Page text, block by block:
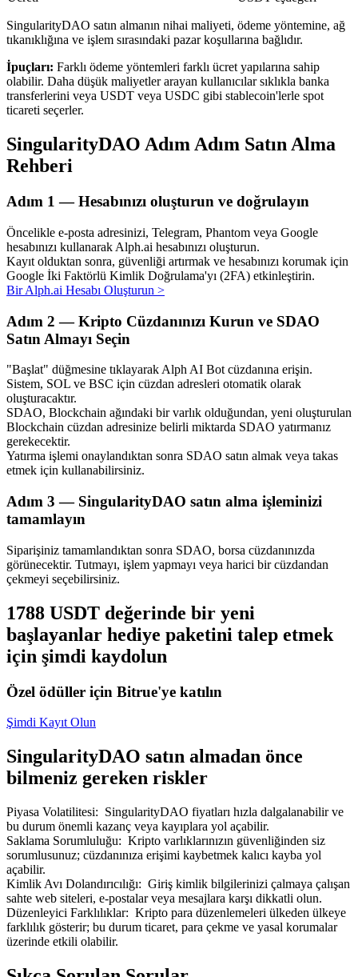
Kripto destekli borçlanma hizmeti
Otomatik Yatırım
Uzun vadeli kâr ve esnek çıkarlar elde edin
Stake Etmeyi Öğrenin
Pasif gelir kazanma hakkında bilgi edinin
Bitrue
AI
Bitrue Ortakları
Bitrue İş Ortağı
Kullanıcı başına %65'e kadar komisyon!
Yönlendirme
Arkadaşını davet et, nakit ödüller kazan
SingularityDAO satın almanın nihai maliyeti, ödeme yöntemine, ağ
tıkanıklığına ve işlem sırasındaki pazar koşullarına bağlıdır.
İpuçları: Farklı ödeme yöntemleri farklı ücret yapılarına sahip
olabilir. Daha düşük maliyetler arayan kullanıcılar sıklıkla banka
transferlerini veya USDT veya USDC gibi stablecoin'lerle spot
ticareti seçerler.
SingularityDAO Adım Adım Satın Alma
Rehberi
Adım 1 —Hesabınızı oluşturun ve doğrulayın
Öncelikle e-posta adresinizi, Telegram, Phantom veya Google
hesabınızı kullanarak Alph.ai hesabınızı oluşturun.
Kayıt olduktan sonra, güvenliği artırmak ve hesabınızı korumak için
Google İki Faktörlü Kimlik Doğrulama'yı (2FA) etkinleştirin.
Bir Alph.ai Hesabı Oluşturun >
Adım 2 — Kripto Cüzdanınızı Kurun ve SDAO
Satın Almayı Seçin
"Başlat" düğmesine tıklayarak Alph AI Bot cüzdanına erişin.
Sistem, SOL ve BSC için cüzdan adresleri otomatik olarak
oluşturacaktır.
SDAO, Blockchain ağındaki bir varlık olduğundan, yeni oluşturulan
Blockchain cüzdan adresinize belirli miktarda SDAO yatırmanız
gerekecektir.
Yatırma işlemi onaylandıktan sonra SDAO satın almak veya takas
etmek için kullanabilirsiniz.
Adım 3 — SingularityDAO satın alma işleminizi
tamamlayın
Siparişiniz tamamlandıktan sonra SDAO, borsa cüzdanınızda
görünecektir. Tutmayı, işlem yapmayı veya harici bir cüzdandan
çekmeyi seçebilirsiniz.
1788 USDT değerinde bir yeni
başlayanlar hediye paketini talep etmek
için şimdi kaydolun
Özel ödüller için Bitrue'ye katılın
Şimdi Kayıt Olun
SingularityDAO satın almadan önce
bilmeniz gereken riskler
Piyasa Volatilitesi: SingularityDAO fiyatları hızla dalgalanabilir ve
bu durum önemli kazanç veya kayıplara yol açabilir.
Saklama Sorumluluğu: Kripto varlıklarınızın güvenliğinden siz
sorumlusunuz; cüzdanınıza erişimi kaybetmek kalıcı kayba yol
açabilir.
Kimlik Avı Dolandırıcılığı: Giriş kimlik bilgilerinizi çalmaya çalışan
sahte web siteleri, e-postalar veya mesajlara karşı dikkatli olun.
Düzenleyici Farklılıklar: Kripto para düzenlemeleri ülkeden ülkeye
farklılık gösterir; bu durum ticaret, para çekme ve yasal korumalar
üzerinde etkili olabilir.